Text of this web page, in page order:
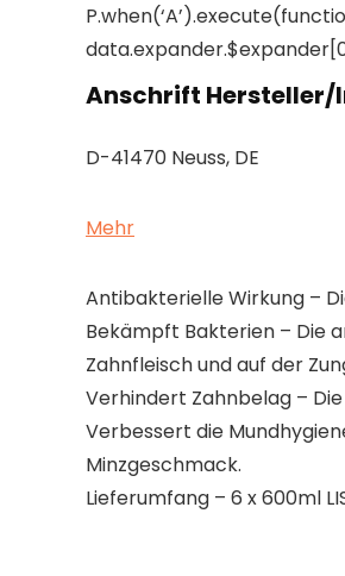
Anschrift
D-41470 Neuss, DE
Mehr
Antibakterielle Wirkung –
Bekämpft Bakterien – Die
Zahnfleisch und auf der
Verhindert Zahnbelag –
Verbessert die
Minzgeschmack.
Lieferumfang – 6 x 600ml